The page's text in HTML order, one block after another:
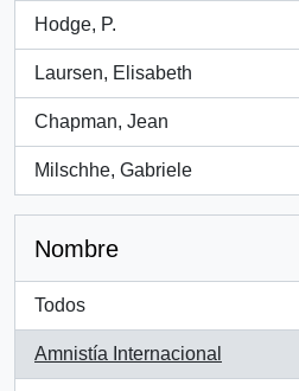
Hodge, P.
, 1 resultados
Laursen, Elisabeth
, 1 resultados
Chapman, Jean
, 1 resultados
Milschhe, Gabriele
, 1 resultados
Nombre
Todos
Amnistía Internacional
, 266 resultados